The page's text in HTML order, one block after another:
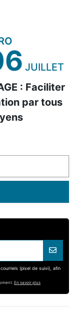
JUILLET
: Faciliter
par tous
(pixel de suivi), afin
En savoir plus